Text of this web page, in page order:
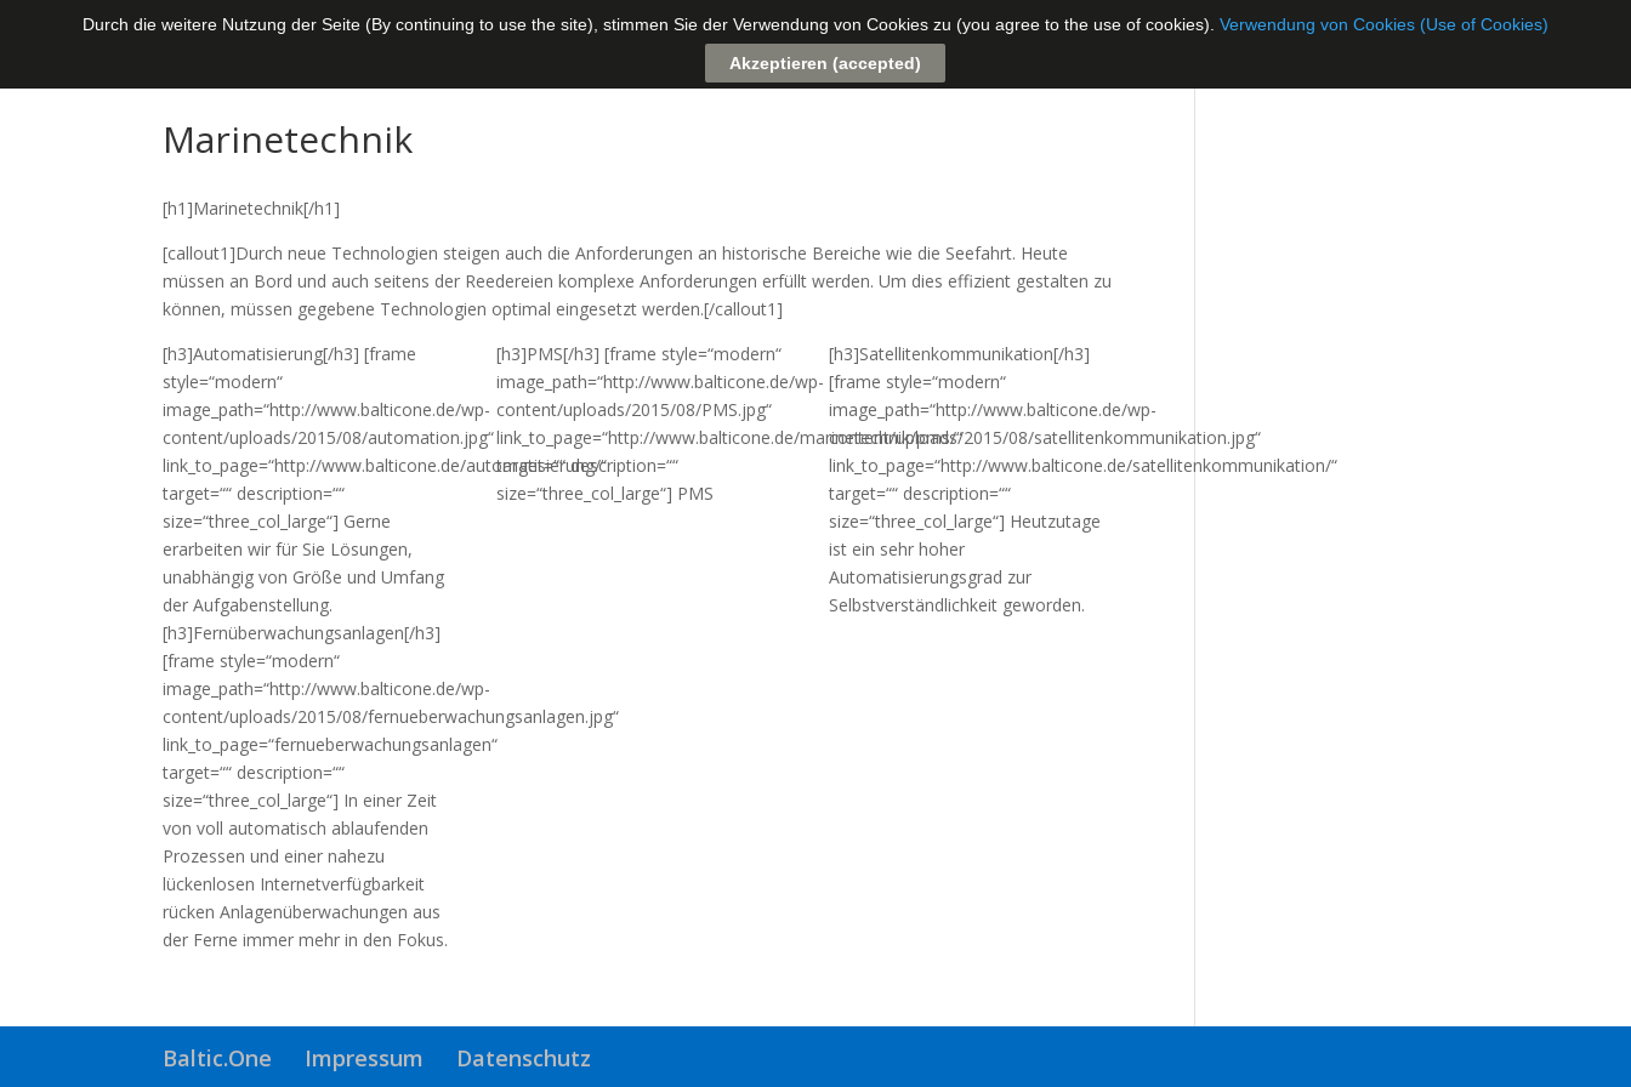
Kooperationen Referenzen
Marinetechnik
[h1]Marinetechnik[/h1]
[callout1]Durch neue Technologien steigen auch die Anforderungen an historische Bereiche wie die Seefahrt. Heute
müssen an Bord und auch seitens der Reedereien komplexe Anforderungen erfüllt werden. Um dies effizient gestalten zu
können, müssen gegebene Technologien optimal eingesetzt werden.[/callout1]
[h3]Automatisierung[/h3] [frame
style=“modern“
image_path=“http://www.balticone.de/wp-
content/uploads/2015/08/automation.jpg“
link_to_page=“http://www.balticone.de/automatisierung/“
target=““ description=““
size=“three_col_large“] Gerne
erarbeiten wir für Sie Lösungen,
unabhängig von Größe und Umfang
der Aufgabenstellung.
[h3]PMS[/h3] [frame style=“modern“
image_path=“http://www.balticone.de/wp-
content/uploads/2015/08/PMS.jpg“
link_to_page=“http://www.balticone.de/marinetechnik/pms/“
target=““ description=““
size=“three_col_large“] PMS
[h3]Satellitenkommunikation[/h3]
[frame style=“modern“
image_path=“http://www.balticone.de/wp-
content/uploads/2015/08/satellitenkommunikation.jpg“
link_to_page=“http://www.balticone.de/satellitenkommunikation/“
target=““ description=““
size=“three_col_large“] Heutzutage
ist ein sehr hoher
Automatisierungsgrad zur
Selbstverständlichkeit geworden.
[h3]Fernüberwachungsanlagen[/h3]
[frame style=“modern“
image_path=“http://www.balticone.de/wp-
content/uploads/2015/08/fernueberwachungsanlagen.jpg“
link_to_page=“fernueberwachungsanlagen“
target=““ description=““
size=“three_col_large“] In einer Zeit
von voll automatisch ablaufenden
Prozessen und einer nahezu
lückenlosen Internetverfügbarkeit
rücken Anlagenüberwachungen aus
der Ferne immer mehr in den Fokus.
Baltic.One Impressum Datenschutz
Durch die weitere Nutzung der Seite (By continuing to use the site), stimmen Sie der Verwendung von Cookies zu (you agree to the use of cookies). Verwendung von Cookies (Use of Cookies)
Akzeptieren (accepted)